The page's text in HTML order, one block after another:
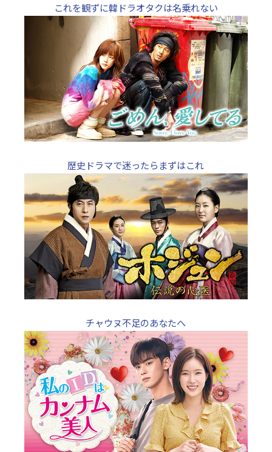
これを観ずに韓ドラオタクは名乗れない
歴史ドラマで迷ったらまずはこれ
チャウヌ不足のあなたへ